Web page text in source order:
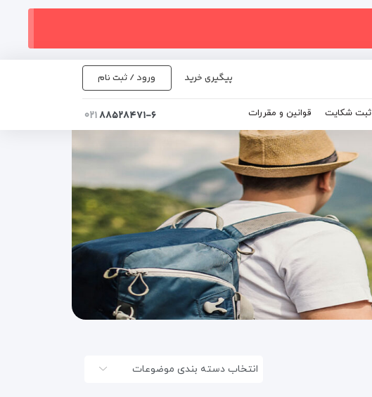
پیگیری خرید ورود / ثبت نام
ثبت شکایت قوانین و مقررات ۸۸۵۲۸۴۷۱-۶۰۲۱
انتخاب دسته بندی موضوعات